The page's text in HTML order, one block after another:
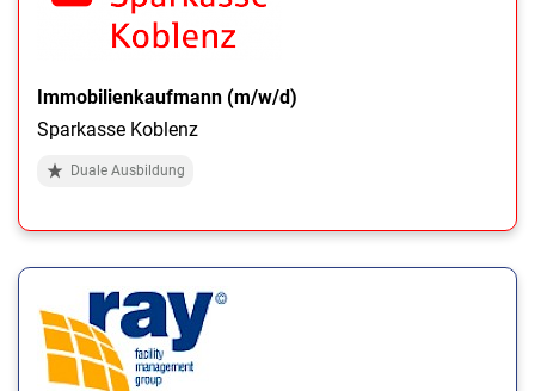
Immobilienkaufmann (m/w/d)
Sparkasse Koblenz
Duale Ausbildung